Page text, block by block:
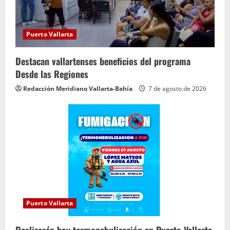
Puerto Vallarta
Destacan vallartenses beneficios del programa
Desde las Regiones
Redacción Meridiano Vallarta-Bahía 7 de agosto de 2026
Puerto Vallarta